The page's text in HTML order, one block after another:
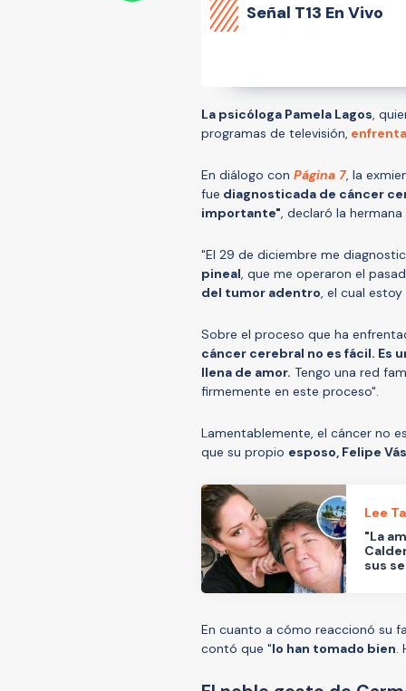
Señal T13 En Vivo
La psicóloga Pamela Lagos,
programas de televisión,
En diálogo con Página 7, la
fue diagnosticada de cáncer
importante", declaró la
"El 29 de diciembre me
pineal, que me operaron el
del tumor adentro, el cual
Sobre el proceso que ha
cáncer cerebral no es fácil. Es
llena de amor. Tengo una red
firmemente en este proceso".
Lamentablemente, el cáncer no
que su propio esposo, Felipe
Lee
"La
sus
En cuanto a cómo reaccionó su
contó que "lo han tomado bien.